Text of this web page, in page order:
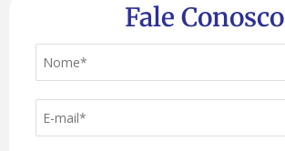
Fale Conosco